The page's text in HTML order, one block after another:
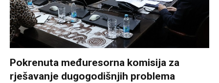
Pokrenuta međuresorna komisija za
rješavanje dugogodišnjih problema